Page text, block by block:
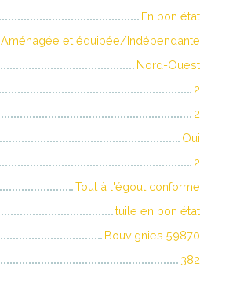
En bon état
Aménagée et équipée/Indépendante
Nord-Ouest
2
2
Oui
2
Tout à l'égout conforme
tuile en bon état
Bouvignies 59870
382